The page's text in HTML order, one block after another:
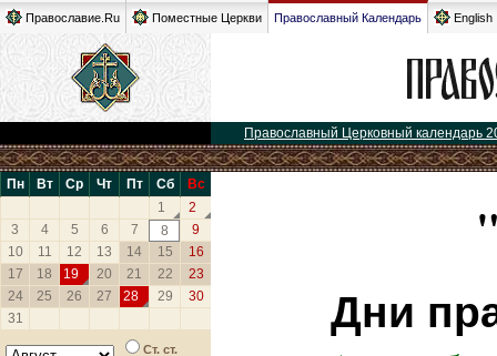
Православие.Ru Поместные Церкви Православный Календарь English
Православный Церковный календарь
Пн Вт Ср Чт Пт Сб
Вс
1
2
3
4 5 6 7 8
9
10
11 12 13 14 15
16
17
18 19 20 21 22
23
24
25 26 27 28 29
30
31
Ст. ст.
Дни